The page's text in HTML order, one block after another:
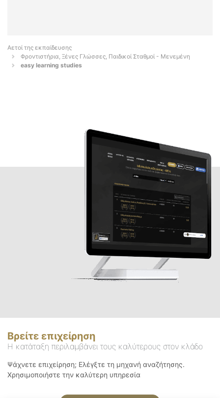
Αετοί της εκπαίδευσης
Φροντιστήρια, Ξένες Γλώσσες, Παιδικοί Σταθμοί - Μενεμένη
easy learning studies
Βρείτε επιχείρηση
Η κατάταξη περιλαμβάνει τους καλύτερους στον κλάδο
Ψάχνετε επιχείρηση; Ελέγξτε τη μηχανή αναζήτησης.
Χρησιμοποιήστε την καλύτερη υπηρεσία